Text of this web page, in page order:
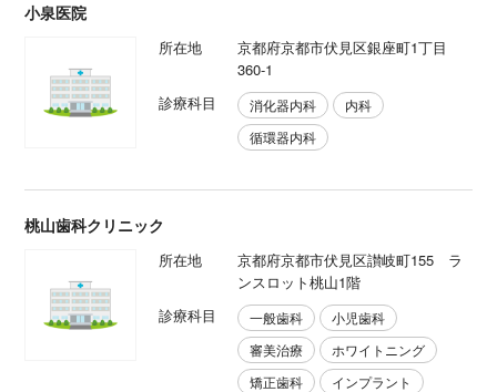
小泉医院
所在地
京都府京都市伏見区銀座町1丁目
360-1
診療科目
消化器内科
内科
循環器内科
桃山歯科クリニック
所在地
京都府京都市伏見区讃岐町155 ラ
ンスロット桃山1階
診療科目
一般歯科
小児歯科
審美治療
ホワイトニング
矯正歯科
インプラント